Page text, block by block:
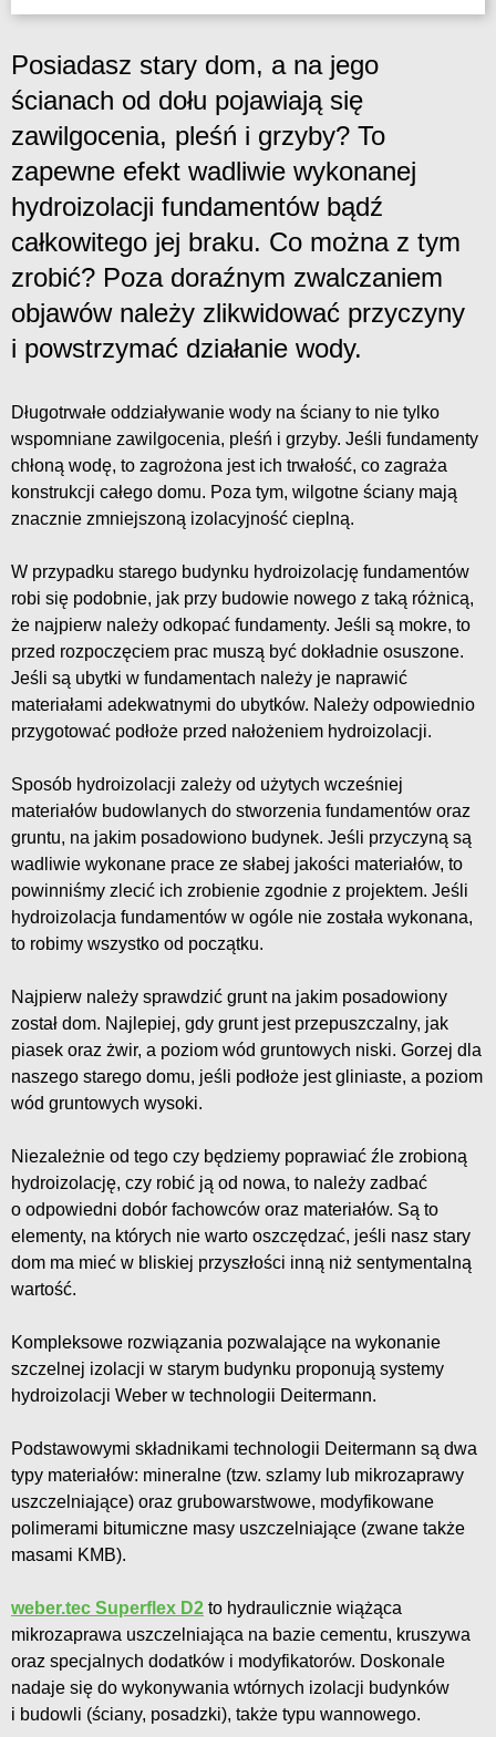
Posiadasz stary dom, a na jego
ścianach od dołu pojawiają się
zawilgocenia, pleśń i grzyby? To
zapewne efekt wadliwie wykonanej
hydroizolacji fundamentów bądź
całkowitego jej braku. Co można z tym
zrobić? Poza doraźnym zwalczaniem
objawów należy zlikwidować przyczyny
i powstrzymać działanie wody.
Długotrwałe oddziaływanie wody na ściany to nie tylko
wspomniane zawilgocenia, pleśń i grzyby. Jeśli fundamenty
chłoną wodę, to zagrożona jest ich trwałość, co zagraża
konstrukcji całego domu. Poza tym, wilgotne ściany mają
znacznie zmniejszoną izolacyjność cieplną.
W przypadku starego budynku hydroizolację fundamentów
robi się podobnie, jak przy budowie nowego z taką różnicą,
że najpierw należy odkopać fundamenty. Jeśli są mokre, to
przed rozpoczęciem prac muszą być dokładnie osuszone.
Jeśli są ubytki w fundamentach należy je naprawić
materiałami adekwatnymi do ubytków. Należy odpowiednio
przygotować podłoże przed nałożeniem hydroizolacji.
Sposób hydroizolacji zależy od użytych wcześniej
materiałów budowlanych do stworzenia fundamentów oraz
gruntu, na jakim posadowiono budynek. Jeśli przyczyną są
wadliwie wykonane prace ze słabej jakości materiałów, to
powinniśmy zlecić ich zrobienie zgodnie z projektem. Jeśli
hydroizolacja fundamentów w ogóle nie została wykonana,
to robimy wszystko od początku.
Najpierw należy sprawdzić grunt na jakim posadowiony
został dom. Najlepiej, gdy grunt jest przepuszczalny, jak
piasek oraz żwir, a poziom wód gruntowych niski. Gorzej dla
naszego starego domu, jeśli podłoże jest gliniaste, a poziom
wód gruntowych wysoki.
Niezależnie od tego czy będziemy poprawiać źle zrobioną
hydroizolację, czy robić ją od nowa, to należy zadbać
o odpowiedni dobór fachowców oraz materiałów. Są to
elementy, na których nie warto oszczędzać, jeśli nasz stary
dom ma mieć w bliskiej przyszłości inną niż sentymentalną
wartość.
Kompleksowe rozwiązania pozwalające na wykonanie
szczelnej izolacji w starym budynku proponują systemy
hydroizolacji Weber w technologii Deitermann.
Podstawowymi składnikami technologii Deitermann są dwa
typy materiałów: mineralne (tzw. szlamy lub mikrozaprawy
uszczelniające) oraz grubowarstwowe, modyfikowane
polimerami bitumiczne masy uszczelniające (zwane także
masami KMB).
weber.tec Superflex D2 to hydraulicznie wiążąca
mikrozaprawa uszczelniająca na bazie cementu, kruszywa
oraz specjalnych dodatków i modyfikatorów. Doskonale
nadaje się do wykonywania wtórnych izolacji budynków
i budowli (ściany, posadzki), także typu wannowego.